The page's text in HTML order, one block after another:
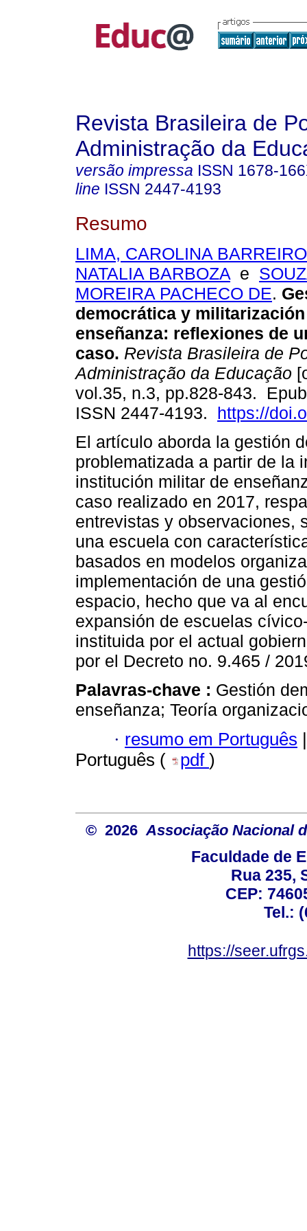
Revista Brasileira de
Administração da
versão impressa ISSN 1678-
line ISSN 2447-4193
Resumo
LIMA, CAROLINA
NATALIA BARBOZA e
MOREIRA PACHECO DE.
democrática y
enseñanza: reflexiones de
caso. Revista Brasileira de
Administração da Educação
vol.35, n.3, pp.828-843.
ISSN 2447-4193. https://
El artículo aborda la gestión
problematizada a partir de la
institución militar de
caso realizado en 2017,
entrevistas y observaciones,
una escuela con
basados ​​en modelos
implementación de una
espacio, hecho que va al
expansión de escuelas
instituida por el actual
por el Decreto no. 9.465 /
Palavras-chave : Gestión
enseñanza; Teoría
· resumo em Português |
Português (
pdf )
© 2026 Associação Nacional
Faculdade de
Rua 235,
CEP:
Tel.:
https://